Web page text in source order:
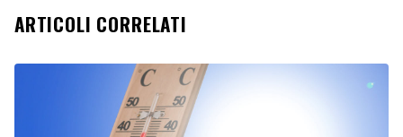
ARTICOLI CORRELATI